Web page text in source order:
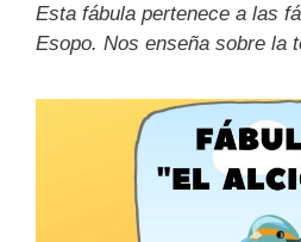
Esta fábula pertenece a las
Esopo. Nos enseña sobre la